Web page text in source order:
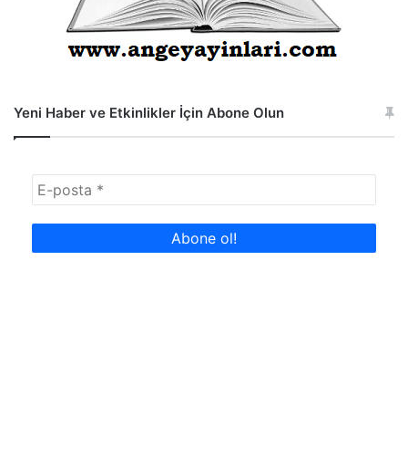
Yeni Haber ve Etkinlikler İçin Abone Olun